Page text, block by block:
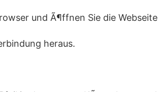
und Ã¶ffnen Sie die
heraus.